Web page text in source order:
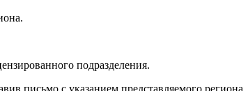
подразделения.